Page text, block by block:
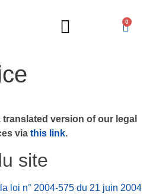
0
version of our legal
via this link.
site
la loi n° 2004-575 du 21 juin 2004